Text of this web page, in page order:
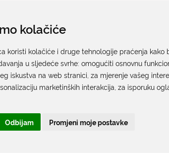
kolačiće
koristi kolačiće i druge tehnologije praćenja kako
u sljedeće svrhe: omogućiti osnovnu
iskustva na web stranici za mjerenje vašeg
marketinških interakcija za isporuku
Odbijam Promjeni moje postavke
zaštitu
Pisarnica
Ured 205; rad sa strankama za
Grada Dubrovnika
Gundulićeva poljana 10, 20000
Radno vrijeme sa strankama:
T:+385 20 351 879